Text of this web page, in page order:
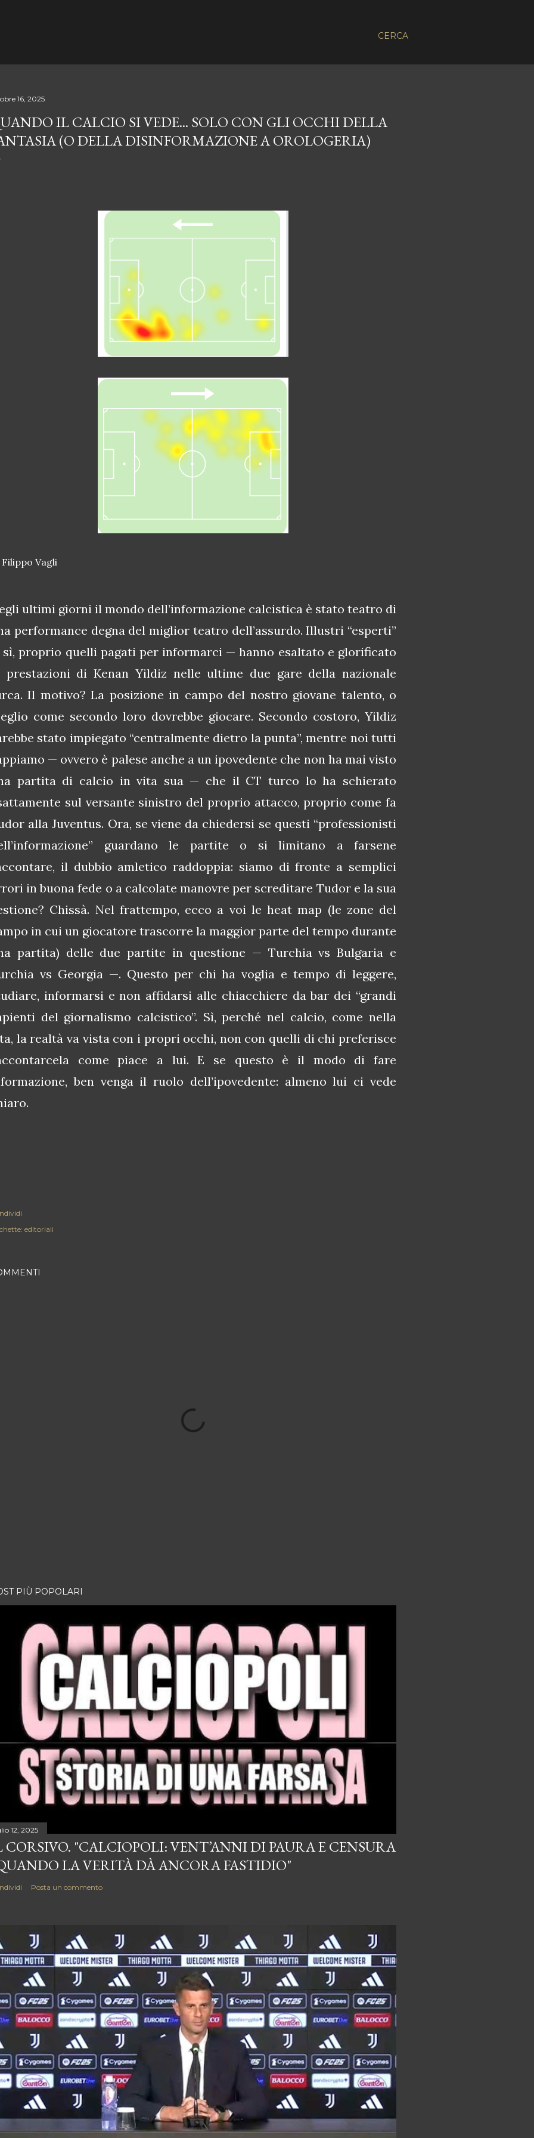
CERCA
16, 2025
IL CALCIO SI VEDE... SOLO CON GLI OCCHI DELLA
(O DELLA DISINFORMAZIONE A OROLOGERIA)
Filippo Vagli
ultimi giorni il mondo dell’informazione calcistica è stato teatro di
performance degna del miglior teatro dell’assurdo. Illustri “esperti”
proprio quelli pagati per informarci — hanno esaltato e glorificato
prestazioni di Kenan Yildiz nelle ultime due gare della nazionale
Il motivo? La posizione in campo del nostro giovane talento, o
come secondo loro dovrebbe giocare. Secondo costoro, Yildiz
stato impiegato “centralmente dietro la punta”, mentre noi tutti
— ovvero è palese anche a un ipovedente che non ha mai visto
partita di calcio in vita sua — che il CT turco lo ha schierato
sul versante sinistro del proprio attacco, proprio come fa
alla Juventus. Ora, se viene da chiedersi se questi “professionisti
guardano le partite o si limitano a farsene
il dubbio amletico raddoppia: siamo di fronte a semplici
in buona fede o a calcolate manovre per screditare Tudor e la sua
Chissà. Nel frattempo, ecco a voi le heat map (le zone del
in cui un giocatore trascorre la maggior parte del tempo durante
partita) delle due partite in questione — Turchia vs Bulgaria e
vs Georgia —. Questo per chi ha voglia e tempo di leggere,
informarsi e non affidarsi alle chiacchiere da bar dei “grandi
del giornalismo calcistico”. Sì, perché nel calcio, come nella
la realtà va vista con i propri occhi, non con quelli di chi preferisce
come piace a lui. E se questo è il modo di fare
ben venga il ruolo dell’ipovedente: almeno lui ci vede
editoriali
PIÙ POPOLARI
12, 2025
CORSIVO. "CALCIOPOLI: VENT’ANNI DI PAURA E CENSURA
LA VERITÀ DÀ ANCORA FASTIDIO"
Posta un commento